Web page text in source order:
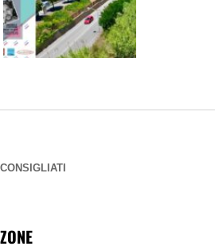
CONSIGLIATI
ZONE